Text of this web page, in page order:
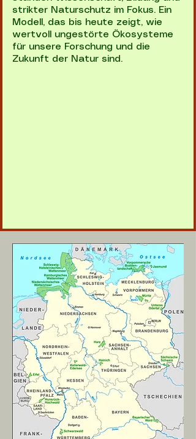
strikter Naturschutz im Fokus. Ein
Modell, das bis heute zeigt, wie
wertvoll ungestörte Ökosysteme
für unsere Forschung und die
Zukunft der Natur sind.